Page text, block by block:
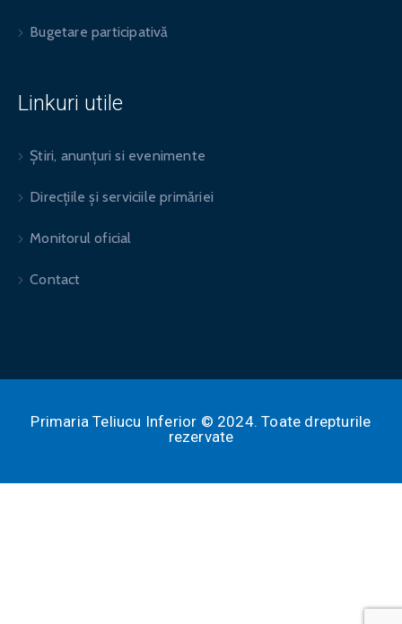
Bugetare participativă
Linkuri utile
Știri, anunțuri si evenimente
Direcțiile și serviciile primăriei
Monitorul oficial
Contact
Primaria Teliucu Inferior © 2024. Toate drepturile
rezervate